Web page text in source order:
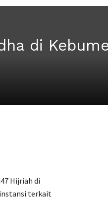
di
Hijriah di
terkait